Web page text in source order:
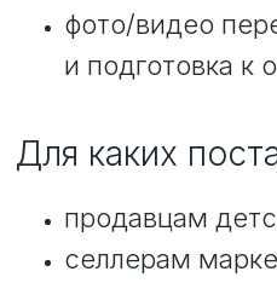
фото/видео
и подготовка к
Для каких
продавцам
селлерам